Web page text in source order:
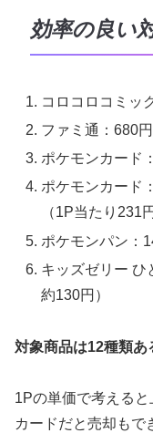
効率の良い
コロコロコミッ
ファミ通：680
ポケモンカード
ポケモンカード
（1P当たり231
ポケモンパン：
キッズゼリー ひ
約130円）
対象商品は12種類あ
1Pの単価で考える
カードだと売却もで